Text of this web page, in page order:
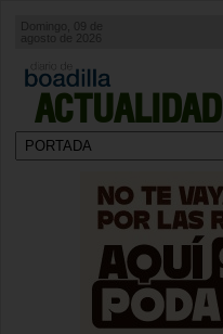
ACTUALIDAD
Domingo, 09 de
agosto de 2026